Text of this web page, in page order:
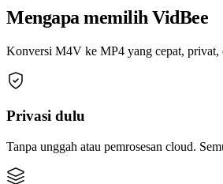
Mengapa memilih VidBee
Konversi M4V ke MP4 yang cepat, privat,
Privasi dulu
Tanpa unggah atau pemrosesan cloud.